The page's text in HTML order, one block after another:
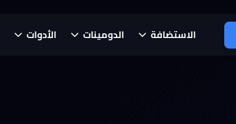
الاستضافة الدومينات الأدوات